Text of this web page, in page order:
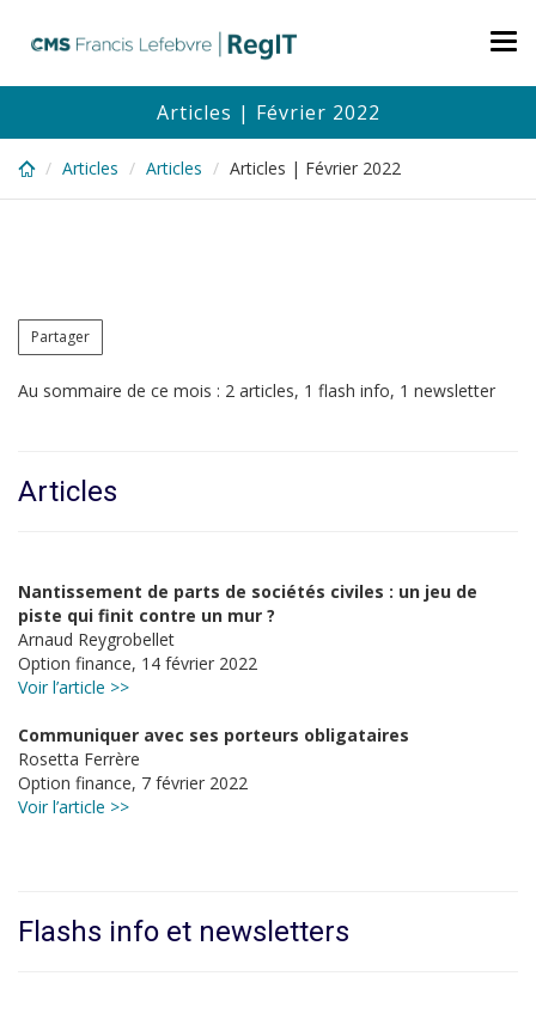
content
Articles | Février 2022
Articles Articles Articles | Février 2022
Partager
Au sommaire de ce mois : 2 articles, 1 flash info, 1 newsletter
Articles
Nantissement de parts de sociétés civiles : un jeu de
piste qui finit contre un mur ?
Arnaud Reygrobellet
Option finance, 14 février 2022
Voir l’article >>
Communiquer avec ses porteurs obligataires
Rosetta Ferrère
Option finance, 7 février 2022
Voir l’article >>
Flashs info et newsletters